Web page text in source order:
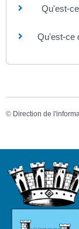
Qu'est-
Qu'est-ce
© Direction de